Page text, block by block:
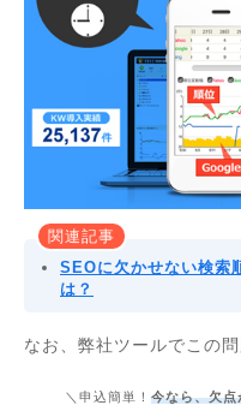
関連記事
SEOに欠かせない検索
は？
なお、弊社ツールでこの
＼申込簡単！ 今なら、欠